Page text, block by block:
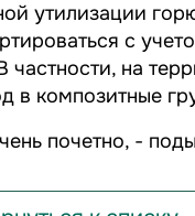
утилизации
с
на
в композитные
почетно, -